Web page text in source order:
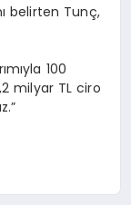
belirten Tunç,
100
milyar TL ciro